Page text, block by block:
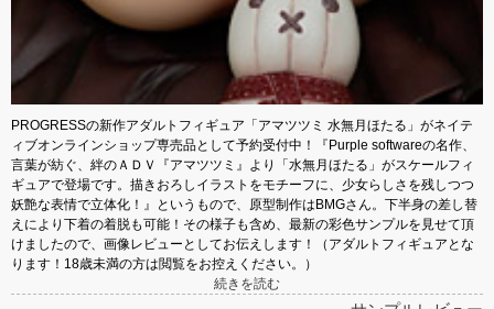
PROGRESSの新作アダルトフィギュア「アマツツミ 水無月ほたる」がネイテ
ィブオンラインショップ専売品として予約受付中！『Purple softwareの名作、
言葉が紡ぐ、絆のＡＤＶ『アマツツミ』より「水無月ほたる」がスケールフィ
ギュアで登場です。描きおろしイラストをモチーフに、少女らしさを残しつつ
妖艶な表情で立体化！』というもので、原型制作はBMGさん。下半身の差し替
えにより下着の着脱も可能！その様子も含め、最新の彩色サンプルを見せて頂
けましたので、画像レビューとしてお伝えします！（アダルトフィギュアとな
ります！18歳未満の方は閲覧をお控えください。）
続きを読む